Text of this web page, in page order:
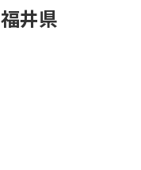
福井県